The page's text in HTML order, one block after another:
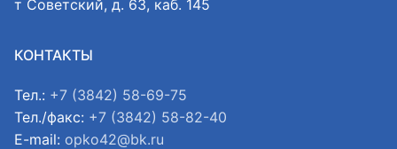
т Советский, д. 63, каб. 145
КОНТАКТЫ
Тел.: +7 (3842) 58-69-75
Тел./факс: +7 (3842) 58-82-40
E-mail: opko42@bk.ru